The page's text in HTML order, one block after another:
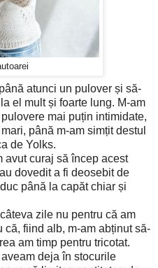
atunci un pulover și să-
el mult și foarte lung. M-am
mai puțin intimidate,
până m-am simțit destul
de Yolks.
curaj să încep acest
dovedit a fi deosebit de
până la capăt chiar și
zile nu pentru că am
că, fiind alb, m-am abținut să-
am timp pentru tricotat.
deja în stocurile